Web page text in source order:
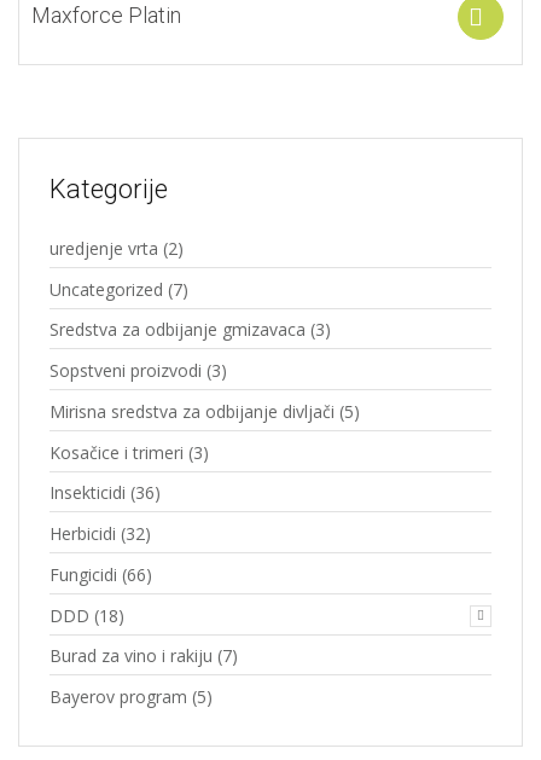
Maxforce Platin
Kategorije
uredjenje vrta (2)
Uncategorized (7)
Sredstva za odbijanje gmizavaca (3)
Sopstveni proizvodi (3)
Mirisna sredstva za odbijanje divljači (5)
Kosačice i trimeri (3)
Insekticidi (36)
Herbicidi (32)
Fungicidi (66)
DDD (18)
Burad za vino i rakiju (7)
Bayerov program (5)